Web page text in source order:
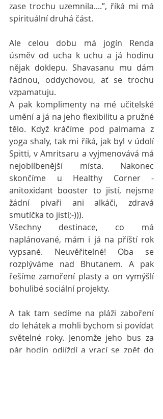
zase trochu uzemnila....”, říká mi má
spirituální druhá část.
Ale celou dobu má jogín Renda
úsměv od ucha k uchu a já hodinu
nějak doklepu. Shavasanu mu dám
řádnou, oddychovou, ať se trochu
vzpamatuju.
A pak komplimenty na mé učitelské
umění a já na jeho flexibilitu a pružné
tělo. Když kráčíme pod palmama z
yoga shaly, tak mi říká, jak byl v údolí
Spitti, v Amritsaru a vyjmenovává má
nejoblíbenější místa. Nakonec
skončíme u Healthy Corner -
anitoxidant booster to jistí, nejsme
žádní pivaři ani alkáči, zdravá
smutíčka to jistí;-))).
Všechny destinace, co má
naplánované, mám i já na příští rok
vypsané. Neuvěřitelné! Oba se
rozplýváme nad Bhutanem. A pak
řešíme zamoření plasty a on vymýšlí
bohulibé sociální projekty.
A tak tam sedíme na pláži zaboření
do lehátek a mohli bychom si povídat
světelné roky. Jenomže jeho bus za
pár hodin odjíždí a vrací se zpět do